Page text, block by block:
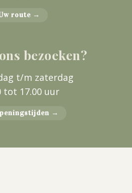
route →
bezoeken?
t/m zaterdag
tot 17.00 uur
→